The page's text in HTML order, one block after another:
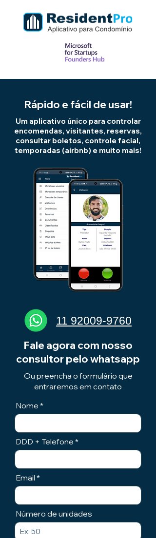
Rápido e fácil de usar!
Um aplicativo único para controlar
encomendas, visitantes, reservas,
consultar boletos, controle facial,
temporadas (airbnb) e muito mais!
11 92009-9760
Fale agora com nosso
consultor pelo whatsapp
Ou preencha o formulário que
entraremos em contato
Nome
DDD + Telefone
Email
Número de unidades